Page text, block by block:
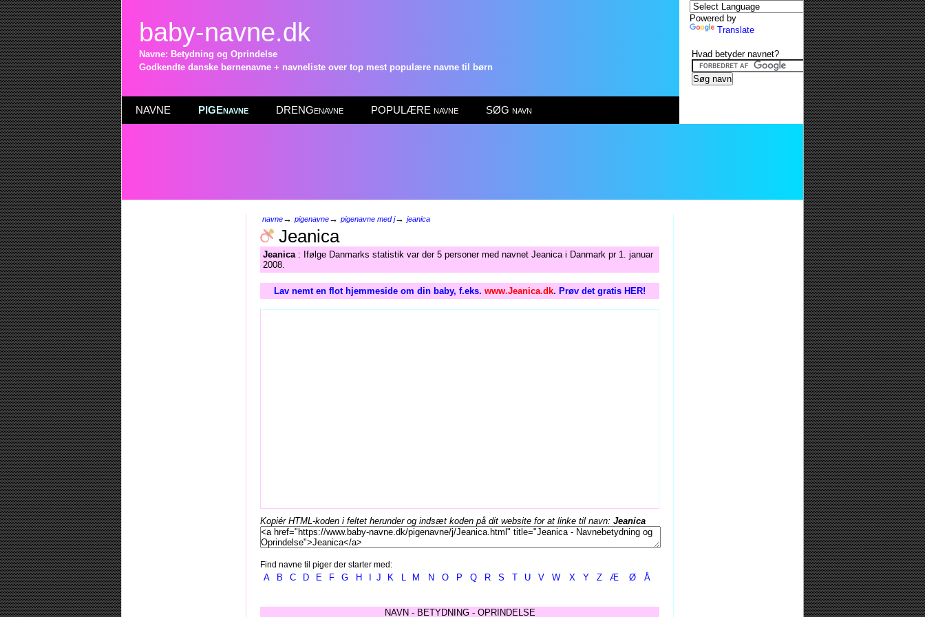
baby-navne.dk
Navne: Betydning og Oprindelse
Godkendte danske børnenavne + navneliste over top mest populære navne til børn
NAVNE PIGEnavne DRENGenavne POPULÆRE navne SØG navn
navne→ pigenavne→ pigenavne med j→ jeanica
Jeanica
Jeanica: Ifølge Danmarks statistik var der 5 personer med navnet Jeanica i Danmark pr 1. januar
2008.
Lav nemt en flot hjemmeside om din baby, f.eks. www.Jeanica.dk. Prøv det gratis HER!
Kopiér HTML-koden i feltet herunder og indsæt koden på dit website for at linke til navn: Jeanica
Find navne til piger der starter med:
A B C D E F G H J K L M N O P Q R S T U V W X Y Z Æ Ø Å
NAVN - BETYDNING - OPRINDELSE
Powered by
Translate
Hvad betyder navnet?